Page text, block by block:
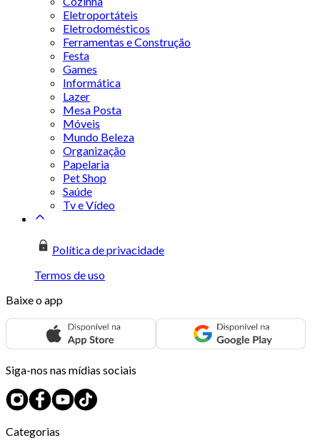
Eletroportáteis
Eletrodomésticos
Ferramentas e Construção
Festa
Games
Informática
Lazer
Mesa Posta
Móveis
Mundo Beleza
Organização
Papelaria
Pet Shop
Saúde
Tv e Vídeo
Política de privacidade
Termos de uso
Baixe o app
Siga-nos nas mídias sociais
Categorias